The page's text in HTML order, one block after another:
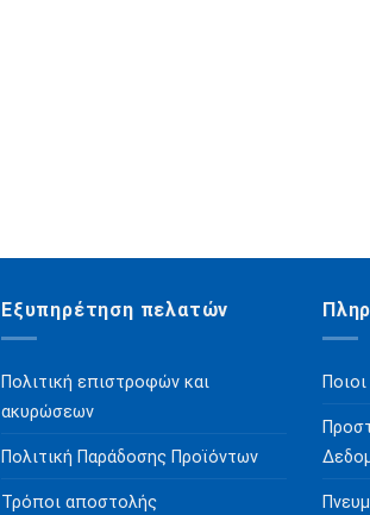
Εξυπηρέτηση πελατών
Πολιτική επιστροφών και
ακυρώσεων
Πολιτική Παράδοσης Προϊόντων
Τρόποι αποστολής